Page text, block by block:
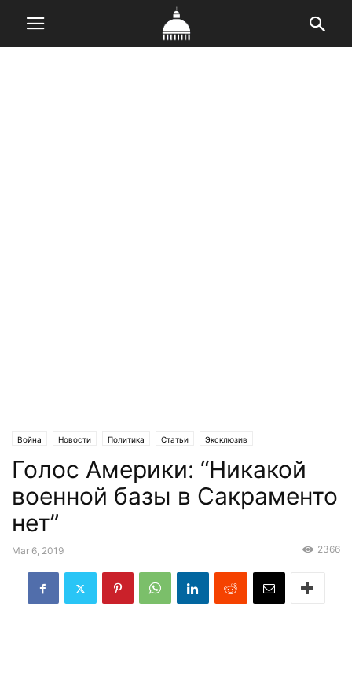
Война Новости Политика Статьи Эксклюзив
Голос Америки: “Никакой
военной базы в Сакраменто
нет”
Mar 6, 2019 2366